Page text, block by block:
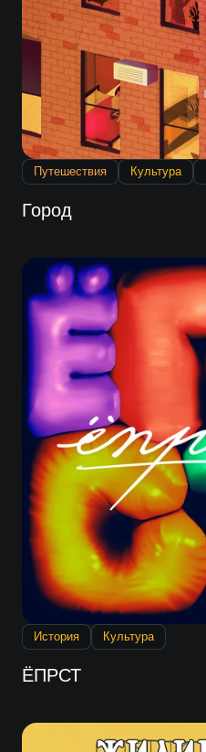
Путешествия Культура
Город
История Культура
ЁПРСТ